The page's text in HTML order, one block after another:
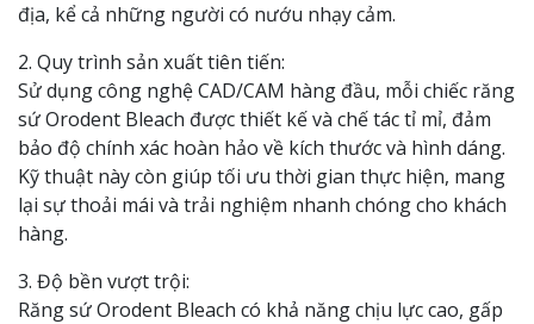
địa, kể cả những người có nướu nhạy cảm.
2. Quy trình sản xuất tiên tiến:
Sử dụng công nghệ CAD/CAM hàng đầu, mỗi chiếc răng
sứ Orodent Bleach được thiết kế và chế tác tỉ mỉ, đảm
bảo độ chính xác hoàn hảo về kích thước và hình dáng.
Kỹ thuật này còn giúp tối ưu thời gian thực hiện, mang
lại sự thoải mái và trải nghiệm nhanh chóng cho khách
hàng.
3. Độ bền vượt trội:
Răng sứ Orodent Bleach có khả năng chịu lực cao, gấp